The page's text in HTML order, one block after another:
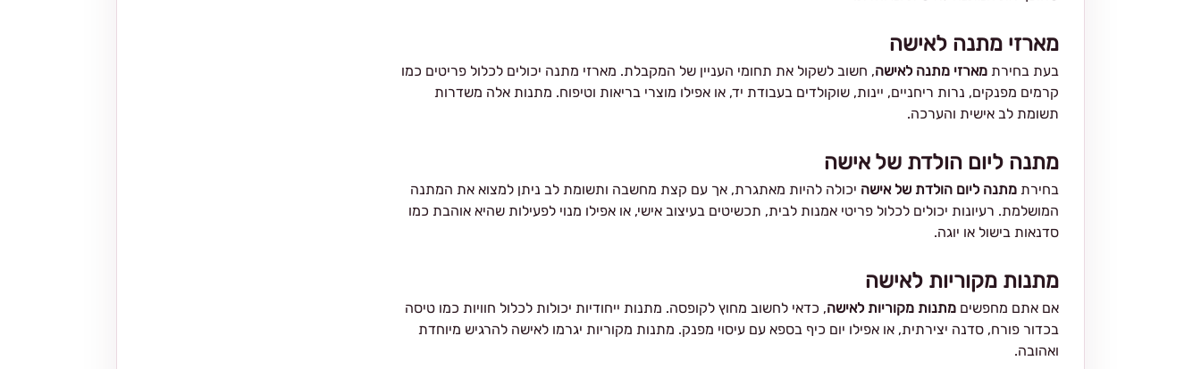
מארזי מתנה לאישה
בעת בחירת מארזי מתנה לאישה, חשוב לשקול את תחומי העניין של המקבלת. מארזי מתנה יכולים לכלול פריטים כמו
קרמים מפנקים, נרות ריחניים, יינות, שוקולדים בעבודת יד, או אפילו מוצרי בריאות וטיפוח. מתנות אלה משדרות
תשומת לב אישית והערכה.
מתנה ליום הולדת של אישה
בחירת מתנה ליום הולדת של אישה יכולה להיות מאתגרת, אך עם קצת מחשבה ותשומת לב ניתן למצוא את המתנה
המושלמת. רעיונות יכולים לכלול פריטי אמנות לבית, תכשיטים בעיצוב אישי, או אפילו מנוי לפעילות שהיא אוהבת כמו
סדנאות בישול או יוגה.
מתנות מקוריות לאישה
אם אתם מחפשים מתנות מקוריות לאישה, כדאי לחשוב מחוץ לקופסה. מתנות ייחודיות יכולות לכלול חוויות כמו טיסה
בכדור פורח, סדנה יצירתית, או אפילו יום כיף בספא עם עיסוי מפנק. מתנות מקוריות יגרמו לאישה להרגיש מיוחדת
ואהובה.